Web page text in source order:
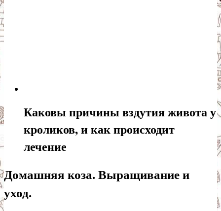
Каковы причины вздутия живота у
кроликов, и как происходит
лечение
Домашняя коза. Выращивание и
уход.